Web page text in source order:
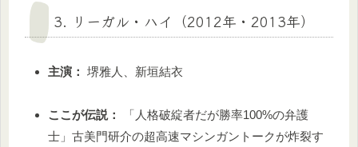
3. リーガル・ハイ（2012年・2013年）
主演： 堺雅人、新垣結衣
ここが伝説：
「人格破綻者だが勝率100%の弁護
士」古美門研介の超高速マシンガントークが炸裂す